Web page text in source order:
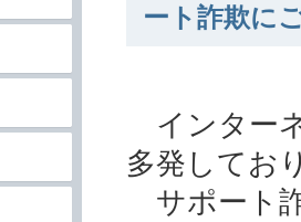
ート詐欺に
インター
多発してお
サポート